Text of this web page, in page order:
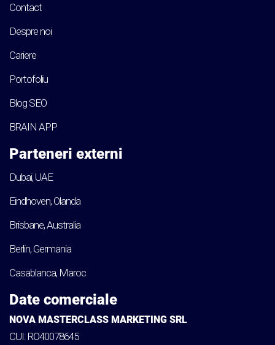
Contact
Despre noi
Cariere
Portofoliu
Blog SEO
BRAIN APP
Parteneri externi
Dubai, UAE
Eindhoven, Olanda
Brisbane, Australia
Berlin, Germania
Casablanca, Maroc
Date comerciale
NOVA MASTERCLASS MARKETING SRL
CUI: RO40078645